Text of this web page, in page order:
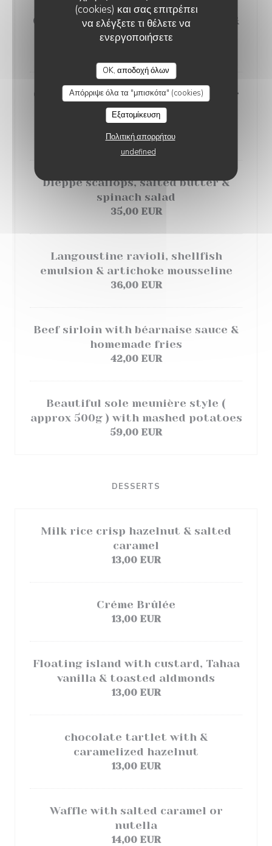
(cookies) και σας επιτρέπει
να ελέγξετε τι θέλετε να
ενεργοποιήσετε
OK, αποδοχή όλων
Απόρριψε όλα τα "μπισκότα" (cookies)
Εξατομίκευση
Πολιτική απορρήτου
undefined
Grilled veal steak, confit shallots &
seasonal vegetables
Cod fish grilled, soja, honey, ginger
& coriander, green beans with
sesame
32,00 EUR
Dieppe scallops, salted butter &
spinach salad
35,00 EUR
Langoustine ravioli, shellfish
emulsion & artichoke mousseline
36,00 EUR
Beef sirloin with béarnaise sauce &
homemade fries
42,00 EUR
Beautiful sole meunière style (
approx 500g ) with mashed potatoes
59,00 EUR
DESSERTS
Milk rice crisp hazelnut & salted
caramel
13,00 EUR
Créme Brûlée
13,00 EUR
Floating island with custard, Tahaa
vanilla & toasted aldmonds
13,00 EUR
chocolate tartlet with &
caramelized hazelnut
13,00 EUR
Waffle with salted caramel or
nutella
14,00 EUR